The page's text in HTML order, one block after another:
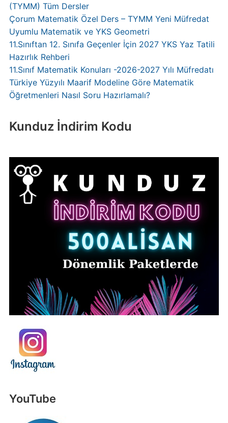
(TYMM) Tüm Dersler
Çorum Matematik Özel Ders – TYMM Yeni Müfredat
Uyumlu Matematik ve YKS Geometri
11.Sınıftan 12. Sınıfa Geçenler İçin 2027 YKS Yaz Tatili
Hazırlık Rehberi
11.Sınıf Matematik Konuları -2026-2027 Yılı Müfredatı
Türkiye Yüzyılı Maarif Modeline Göre Matematik
Öğretmenleri Nasıl Soru Hazırlamalı?
Kunduz İndirim Kodu
YouTube